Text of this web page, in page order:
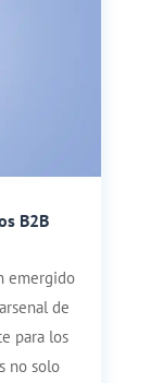
B2B
emergido
de
para los
no solo